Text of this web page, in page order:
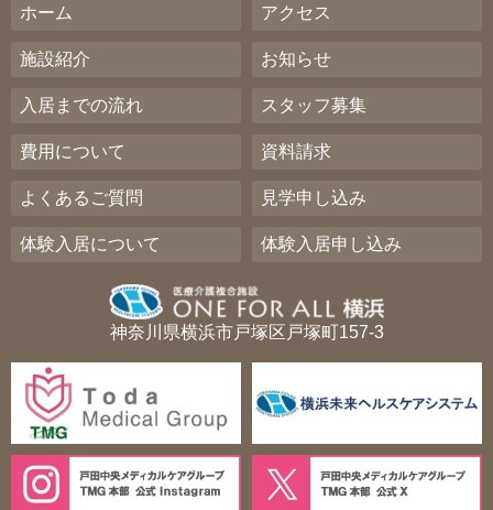
ホーム
施設紹介
入居までの流れ
費用について
よくあるご質問
体験入居について
アクセス
お知らせ
スタッフ募集
資料請求
見学申し込み
体験入居申し込み
神奈川県横浜市戸塚区戸塚町157-3